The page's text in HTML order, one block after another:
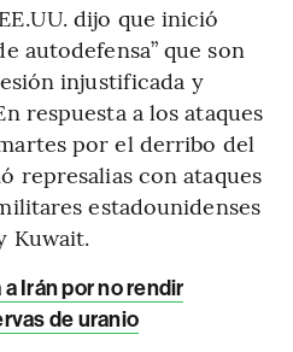
dijo que inició
autodefensa” que son
injustificada y
respuesta a los ataques
por el derribo del
represalias con ataques
estadounidenses
Kuwait.
Irán por no rendir
de uranio